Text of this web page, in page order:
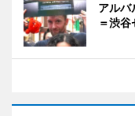
アルバ
＝渋谷